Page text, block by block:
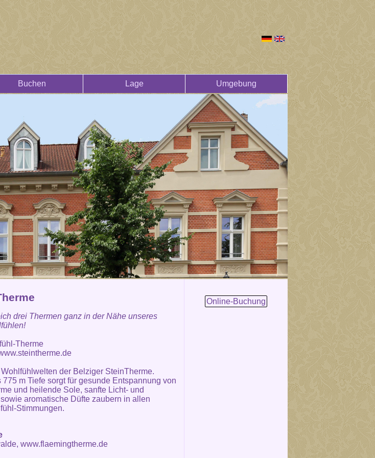
Buchen Lage Umgebung
drei Thermen ganz in der Nähe unseres
Therme
der Belziger SteinTherme.
m Tiefe sorgt für gesunde Entspannung von
und heilende Sole, sanfte Licht- und
aromatische Düfte zaubern in allen
Stimmungen.
www.flaemingtherme.de
Online-Buchung